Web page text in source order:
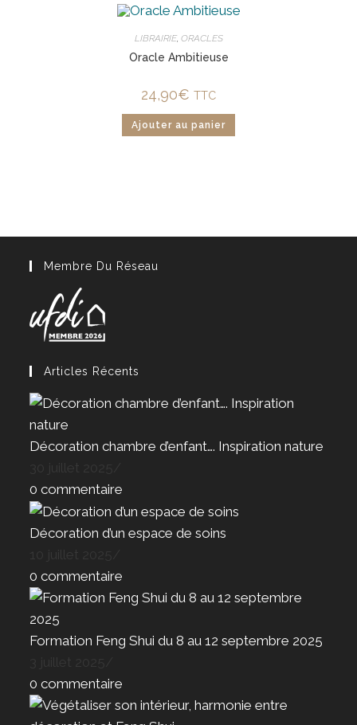
LIBRAIRIE, ORACLES
Oracle Ambitieuse
24,90€ TTC
Ajouter au panier
Membre Du Réseau
Articles Récents
Décoration chambre d’enfant…. Inspiration nature
0 commentaire
Décoration d’un espace de soins
0 commentaire
Formation Feng Shui du 8 au 12 septembre 2025
0 commentaire